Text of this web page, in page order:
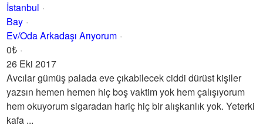
İstanbul
Bay
Ev/Oda Arkadaşı Arıyorum
0₺
26 Eki 2017
Avcılar gümüş palada eve çıkabilecek ciddi dürüst kişiler
yazsın hemen hemen hiç boş vaktim yok hem çalışıyorum
hem okuyorum sigaradan hariç hiç bir alışkanlık yok. Yeterki
kafa ...